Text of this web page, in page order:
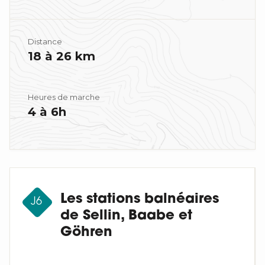
Distance
18 à 26 km
Heures de marche
4 à 6h
J6
Les stations balnéaires
de Sellin, Baabe et
Göhren